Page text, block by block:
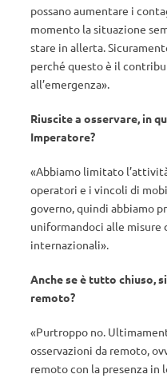
possano aumentare i
momento la situazione
stare in allerta.
perché questo è il
all’emergenza».
Riuscite a osservare, in
Imperatore?
«Abbiamo limitato
operatori e i vincoli di
governo, quindi abbiamo
uniformandoci alle
internazionali».
Anche se è tutto chiuso,
remoto?
«Purtroppo no.
osservazioni da remoto,
remoto con la presenza in